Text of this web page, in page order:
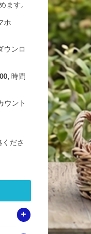
ます。
ホ
ウンロ
時間
ウント
くださ